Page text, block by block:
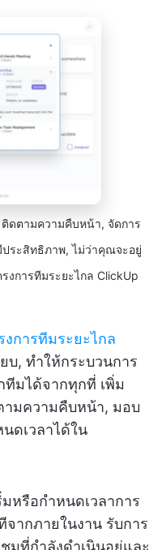
ดตามความคืบหน้า, จัดการ
ระสิทธิภาพ, ไม่ว่าคุณจะอยู่
งการทีมระยะไกล ClickUp
การทีมระยะไกล
บ, ทำให้กระบวนการ
มได้จากทุกที่ เพิ่ม
ามความคืบหน้า, มอบ
ดเวลาได้ใน
หรือกำหนดเวลาการ
ากภายในงาน รับการ